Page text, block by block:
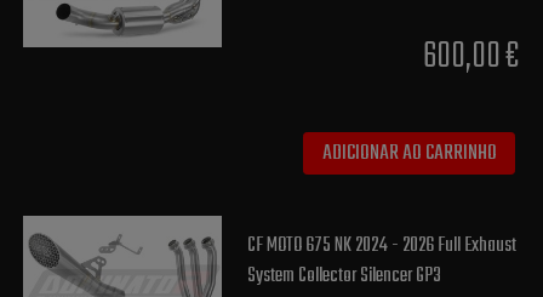
600,00 €
ADICIONAR AO CARRINHO
CF MOTO 675 NK 2024 - 2026 Full Exhaust
System Collector Silencer GP3